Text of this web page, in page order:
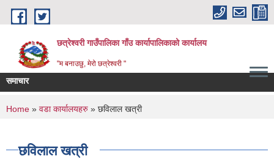
Skip to main content
छत्रेश्वरी गाउँपालिका गाँउ कार्यापालिकाको कार्यालय
"म बनाउछु, मेरो छत्रेश्वरी "
समाचार
You are here
Home » वडा कार्यालयहरु » छविलाल खत्री
छविलाल खत्री